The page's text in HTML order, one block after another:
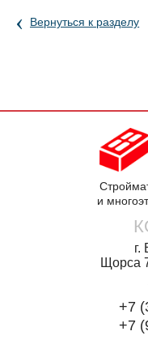
‹ Вернуться к разделу
и
г.
Щорса
+7
+7